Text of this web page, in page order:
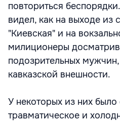
повториться
видел, как на выходе из
"Киевская" и на
милиционеры
подозрительных
кавказской внешности.
У некоторых из них
травматическое и